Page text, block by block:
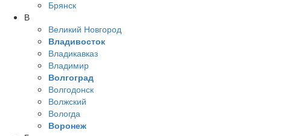
Брянск
В
Великий Новгород
Владивосток
Владикавказ
Владимир
Волгоград
Волгодонск
Волжский
Вологда
Воронеж